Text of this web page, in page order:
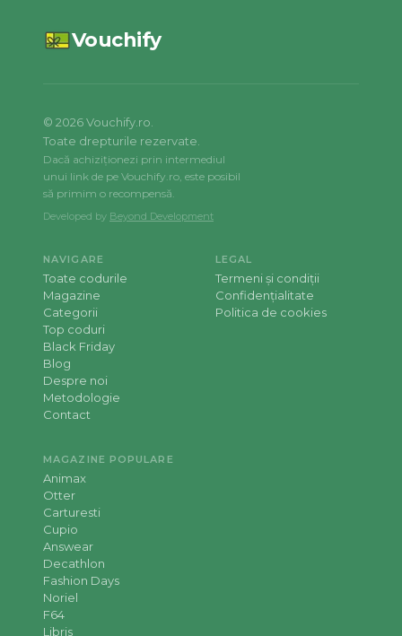
Vouchify
© 2026Vouchify.ro.
Toate drepturile rezervate.
Dacă achiziționezi prin intermediul
unui link de pe Vouchify.ro, este posibil
să primim o recompensă.
Developed by Beyond Development
NAVIGARE
Toate codurile
Magazine
Categorii
Top coduri
Black Friday
Blog
Despre noi
Metodologie
Contact
LEGAL
Termeni și condiții
Confidențialitate
Politica de cookies
MAGAZINE POPULARE
Animax
Otter
Carturesti
Cupio
Answear
Decathlon
Fashion Days
Noriel
F64
Libris